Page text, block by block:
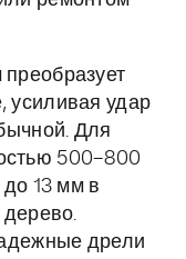
усиливая удар
Для
500–800
до 13 мм в
дерево.
дрели